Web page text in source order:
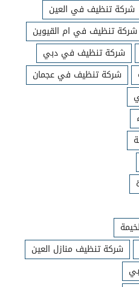
شركة تنظيف في العين
شركة تنظيف في ام القيوين
شركة تنظيف في دبي
شركة تنظيف في عجمان
شركة تنظيف منازل العين